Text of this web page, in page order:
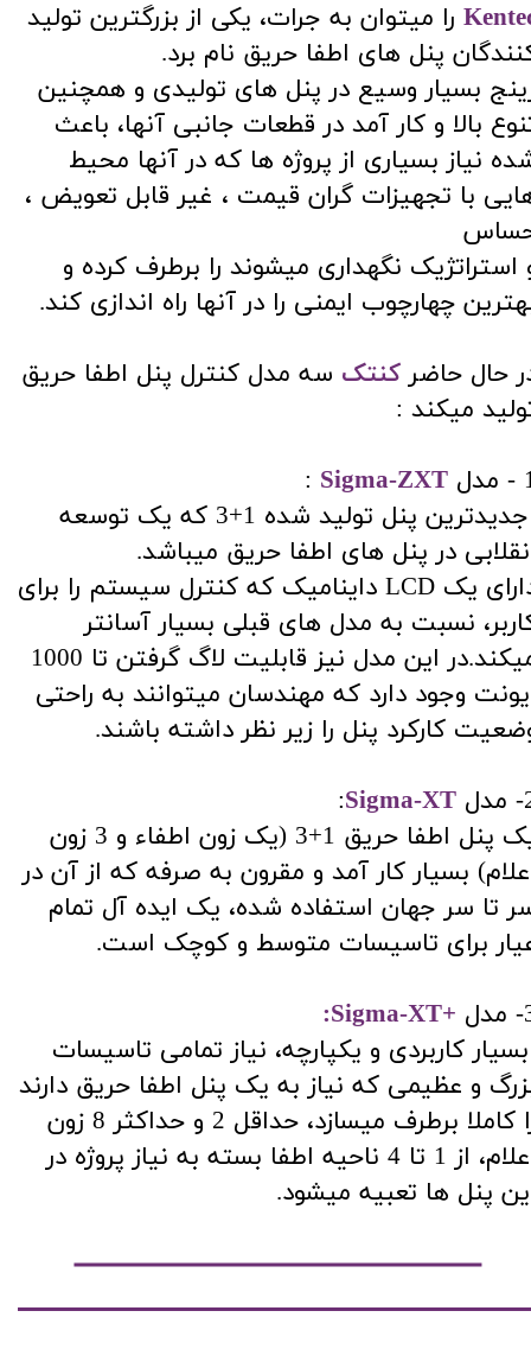
را میتوان به جرات، یکی از بزرگترین تولید
پنل های اطفا حریق نام برد.
بسیار وسیع در پنل های تولیدی و همچنین
بالا و کار آمد در قطعات جانبی آنها، باعث
نیاز بسیاری از پروژه ها که در آنها محیط
با تجهیزات گران قیمت ، غیر قابل تعویض ،
استراتژیک نگهداری میشوند را برطرف کرده و
چهارچوب ایمنی را در آنها راه اندازی کند.
حال حاضرکنتک سه مدل کنترل پنل اطفا حریق
میکند :
Sigma-ZXT
:
جدیدترین پنل تولید شده 1+3 که یک توسعه
در پنل های اطفا حریق میباشد.
دارای یک LCD داینامیک که کنترل سیستم را برای
نسبت به مدل های قبلی بسیار آسانتر
میکند.در این مدل نیز قابلیت لاگ گرفتن تا 1000
وجود دارد که مهندسان میتوانند به راحتی
کارکرد پنل را زیر نظر داشته باشند.
Sigma-XT
:
یک پنل اطفا حریق 1+3 (یک زون اطفاء و 3 زون
بسیار کار آمد و مقرون به صرفه که از آن در
تا سر جهان استفاده شده، یک ایده آل تمام
برای تاسیسات متوسط و کوچک است.
+Sigma-XT:
کاربردی و یکپارچه، نیاز تمامی تاسیسات
و عظیمی که نیاز به یک پنل اطفا حریق دارند
را کاملا برطرف میسازد، حداقل 2 و حداکثر 8 زون
اعلام، از 1 تا 4 ناحیه اطفا بسته به نیاز پروژه در
پنل ها تعبیه میشود.